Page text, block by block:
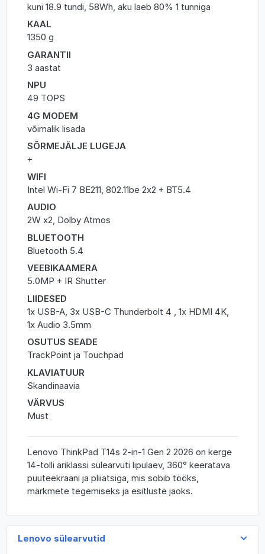
Lenovo sülearvutid
kuni 18.9 tundi, 58Wh, aku laeb 80% 1 tunniga
KAAL
1350 g
GARANTII
3 aastat
NPU
49 TOPS
4G MODEM
võimalik lisada
SÕRMEJÄLJE LUGEJA
+
WIFI
Intel Wi-Fi 7 BE211, 802.11be 2x2 + BT5.4
AUDIO
2W x2, Dolby Atmos
BLUETOOTH
Bluetooth 5.4
VEEBIKAAMERA
5.0MP + IR Shutter
LIIDESED
1x USB-A, 3x USB-C Thunderbolt 4 , 1x HDMI 4K,
1x Audio 3.5mm
OSUTUS SEADE
TrackPoint ja Touchpad
KLAVIATUUR
Skandinaavia
VÄRVUS
Must
Lenovo ThinkPad T14s 2-in-1 Gen 2 2026 on kerge
14-tolli äriklassi sülearvuti lipulaev, 360° keeratava
puuteekraani ja pliiatsiga, mis sobib tööks,
märkmete tegemiseks ja esitluste jaoks.